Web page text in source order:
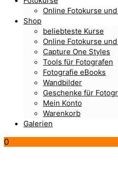
Online Fotokurse
Shop
beliebteste Kurse
Online Fotokurse
Capture One Styles
Tools für Fotografen
Fotografie eBooks
Wandbilder
Geschenke für
Mein Konto
Warenkorb
Galerien
0